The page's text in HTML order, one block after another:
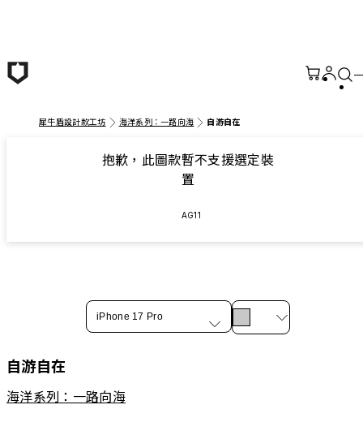
犀牛盾設計款工坊 海洋系列：一路向海 自游自在
抱歉，此圖款暫不支援選定裝
置
AG11
iPhone 17 Pro
自游自在
海洋系列：一路向海